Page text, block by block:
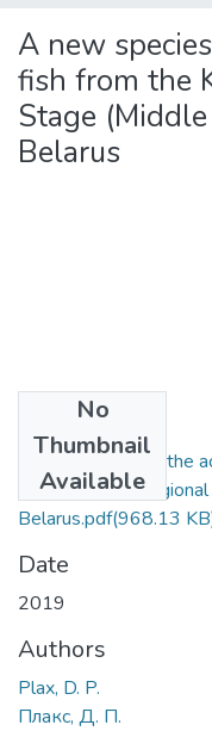
A new
fish from the
Stage
Belarus
No
Thumbnail
Available
A new species of the
Kostyukovichi
Belarus.pdf(968.13
Date
2019
Authors
Plax, D. P.
Плакс, Д. П.